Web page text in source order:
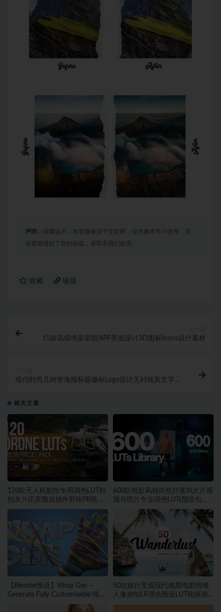
声明： 温馨提示：本资源来源于互联网，仅供参考学习使用，若
该资源侵犯了您的权益，请联系我们处理。
收藏 链接
15款高级电影影院APP界面设计3D图标Icons设计素材
现代时尚几何学海报标题徽标Logo设计无衬线英文字体
相关文章
120款无人机航拍专用调色LUT航
拍灰片还原预设插件剪映PR视频
调色
600款电影风格自然好莱坞大片视
频与照片专业调色LUTs预设包素
【Blender预设】Wrap Gen –
Generate Fully Customisable 绳索
50款旅行景观现代氛围电影情绪
人像旅拍LR调色预设LUT视频调
色素材